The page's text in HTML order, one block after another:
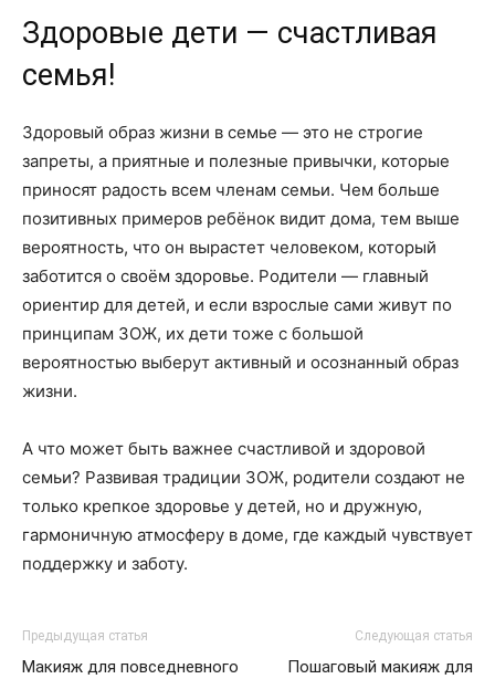
Здоровые дети — счастливая
семья!
Здоровый образ жизни в семье — это не строгие
запреты, а приятные и полезные привычки, которые
приносят радость всем членам семьи. Чем больше
позитивных примеров ребёнок видит дома, тем выше
вероятность, что он вырастет человеком, который
заботится о своём здоровье. Родители — главный
ориентир для детей, и если взрослые сами живут по
принципам ЗОЖ, их дети тоже с большой
вероятностью выберут активный и осознанный образ
жизни.
А что может быть важнее счастливой и здоровой
семьи? Развивая традиции ЗОЖ, родители создают не
только крепкое здоровье у детей, но и дружную,
гармоничную атмосферу в доме, где каждый чувствует
поддержку и заботу.
Предыдущая статья
Макияж для повседневного
Следующая статья
Пошаговый макияж для